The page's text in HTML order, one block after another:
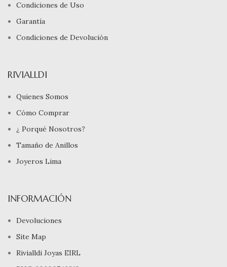
Condiciones de Uso
Garantía
Condiciones de Devolución
RIVIALLDI
Quienes Somos
Cómo Comprar
¿ Porqué Nosotros?
Tamaño de Anillos
Joyeros Lima
INFORMACIÓN
Devoluciones
Site Map
Rivialldi Joyas EIRL